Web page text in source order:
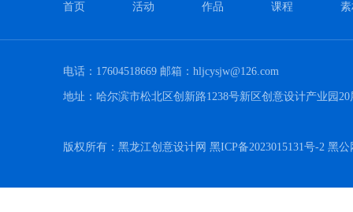
首页 活动 作品 课程
电话：17604518669 邮箱：hljcysjw@126.com
地址：哈尔滨市松北区创新路1238号新区创意设计产业园20
版权所有：黑龙江创意设计网 黑ICP备2023015131号-2 黑公